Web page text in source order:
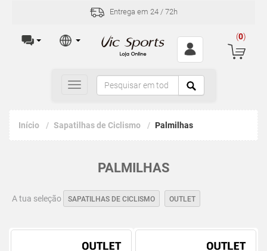
Entrega em 24 / 72h
(0)
Toggle
navigation
Início Sapatilhas de Ciclismo Palmilhas
PALMILHAS
A tua seleção SAPATILHAS DE CICLISMO OUTLET